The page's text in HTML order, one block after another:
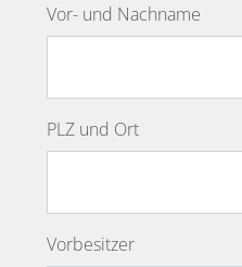
Vor- und Nachname
PLZ und Ort
Vorbesitzer